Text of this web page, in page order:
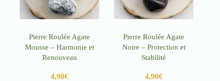
Pierre Roulée Agate
Mousse – Harmonie et
Renouveau
4,90€
Pierre Roulée Agate
Noire – Protection et
Stabilité
4,90€